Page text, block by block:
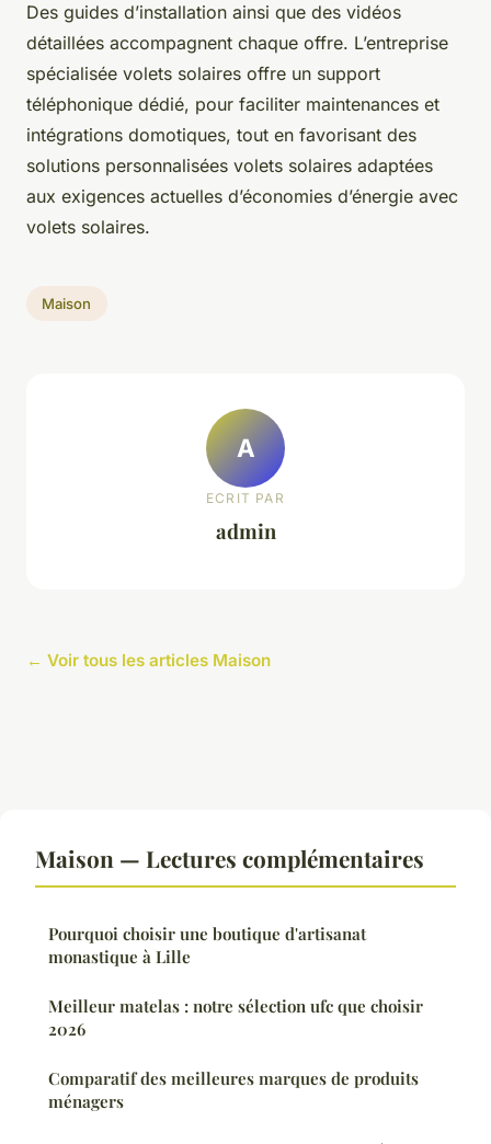
Des guides d’installation ainsi que des vidéos
détaillées accompagnent chaque offre. L’entreprise
spécialisée volets solaires offre un support
téléphonique dédié, pour faciliter maintenances et
intégrations domotiques, tout en favorisant des
solutions personnalisées volets solaires adaptées
aux exigences actuelles d’économies d’énergie avec
volets solaires.
Maison
A
ECRIT PAR
admin
← Voir tous les articles Maison
Maison — Lectures complémentaires
Pourquoi choisir une boutique d'artisanat
monastique à Lille
Meilleur matelas : notre sélection ufc que choisir
2026
Comparatif des meilleures marques de produits
ménagers